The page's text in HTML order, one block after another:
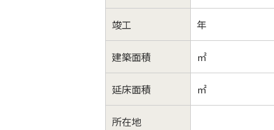
竣工 年
建築面積 ㎡
延床面積 ㎡
所在地